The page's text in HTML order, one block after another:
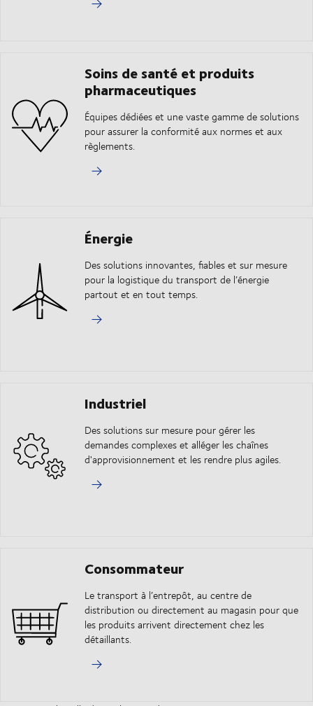
Soins de santé et produits
pharmaceutiques
Équipes dédiées et une vaste gamme de solutions
pour assurer la conformité aux normes et aux
règlements.
Énergie
Des solutions innovantes, fiables et sur mesure
pour la logistique du transport de l’énergie
partout et en tout temps.
Industriel
Des solutions sur mesure pour gérer les
demandes complexes et alléger les chaînes
d'approvisionnement et les rendre plus agiles.
Consommateur
Le transport à l’entrepôt, au centre de
distribution ou directement au magasin pour que
les produits arrivent directement chez les
détaillants.